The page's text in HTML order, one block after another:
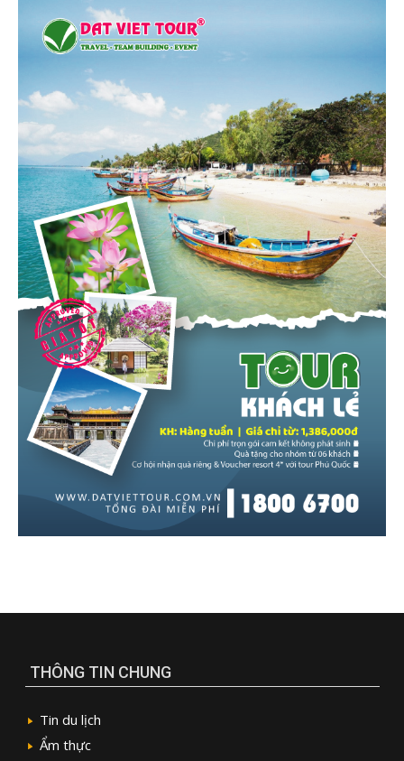
THÔNG TIN CHUNG
Tin du lịch
Ẩm thực